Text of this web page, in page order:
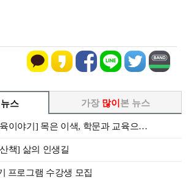
스
이야기] 목은 이색, 학문과 교육으…
책] 삶의 인생길
프로그램 수강생 모집
가장 많이본 뉴스